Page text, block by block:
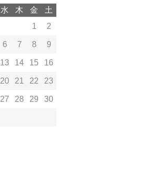
水 木 金
土
1
2
6 7 8 9
13 14 15 16
20 21 22 23
27 28 29 30